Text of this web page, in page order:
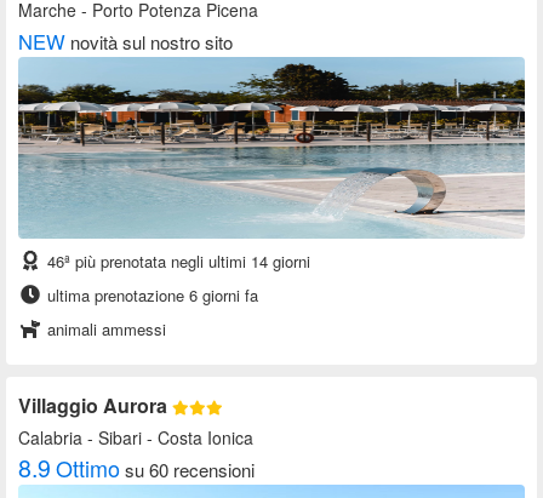
Marche - Porto Potenza Picena
NEW novità sul nostro sito
46ª più prenotata negli ultimi 14 giorni
ultima prenotazione 6 giorni fa
animali ammessi
Villaggio Aurora
Calabria - Sibari - Costa Ionica
8.9Ottimosu 60 recensioni